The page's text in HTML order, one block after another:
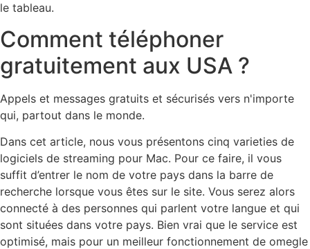
le tableau.
Comment téléphoner
gratuitement aux USA ?
Appels et messages gratuits et sécurisés vers n'importe
qui, partout dans le monde.
Dans cet article, nous vous présentons cinq varieties de
logiciels de streaming pour Mac. Pour ce faire, il vous
suffit d’entrer le nom de votre pays dans la barre de
recherche lorsque vous êtes sur le site. Vous serez alors
connecté à des personnes qui parlent votre langue et qui
sont situées dans votre pays. Bien vrai que le service est
optimisé, mais pour un meilleur fonctionnement de omegle